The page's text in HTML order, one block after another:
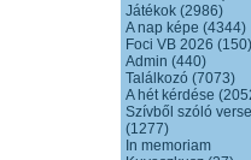
Játékok (2986)
A nap képe (4344)
Foci VB 2026 (150)
Admin (440)
Találkozó (7073)
A hét kérdése
Szívből szóló
(1277)
In memoriam